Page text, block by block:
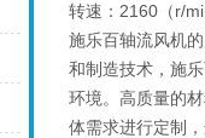
转速：2160（r/
施乐百轴流风机
和制造技术，施
环境。高质量的
体需求进行定制